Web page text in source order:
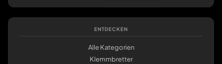
ENTDECKEN
Alle Kategorien
Klemmbretter